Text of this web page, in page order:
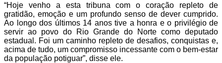
“Hoje venho a esta tribuna com o coração repleto de
gratidão, emoção e um profundo senso de dever cumprido.
Ao longo dos últimos 14 anos tive a honra e o privilégio de
servir ao povo do Rio Grande do Norte como deputado
estadual. Foi um caminho repleto de desafios, conquistas e,
acima de tudo, um compromisso incessante com o bem-estar
da população potiguar”, disse ele.